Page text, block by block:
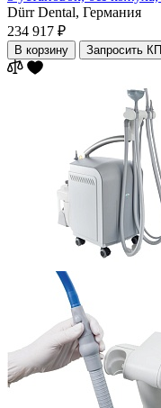
Dürr Dental, Германия
234 917 ₽
В корзину Запросить КП